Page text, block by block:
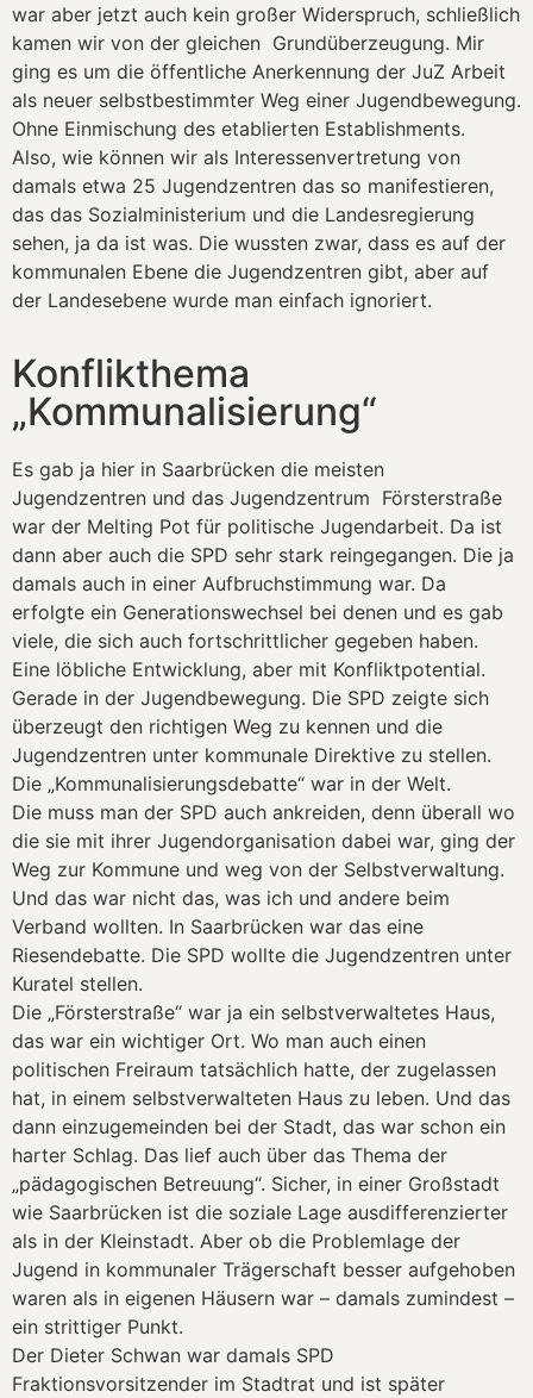
war aber jetzt auch kein großer Widerspruch, schließlich
kamen wir von der gleichen Grundüberzeugung. Mir
ging es um die öffentliche Anerkennung der JuZ Arbeit
als neuer selbstbestimmter Weg einer Jugendbewegung.
Ohne Einmischung des etablierten Establishments.
Also, wie können wir als Interessenvertretung von
damals etwa 25 Jugendzentren das so manifestieren,
das das Sozialministerium und die Landesregierung
sehen, ja da ist was. Die wussten zwar, dass es auf der
kommunalen Ebene die Jugendzentren gibt, aber auf
der Landesebene wurde man einfach ignoriert.
Konflikthema
„Kommunalisierung“
Es gab ja hier in Saarbrücken die meisten
Jugendzentren und das Jugendzentrum Försterstraße
war der Melting Pot für politische Jugendarbeit. Da ist
dann aber auch die SPD sehr stark reingegangen. Die ja
damals auch in einer Aufbruchstimmung war. Da
erfolgte ein Generationswechsel bei denen und es gab
viele, die sich auch fortschrittlicher gegeben haben.
Eine löbliche Entwicklung, aber mit Konfliktpotential.
Gerade in der Jugendbewegung. Die SPD zeigte sich
überzeugt den richtigen Weg zu kennen und die
Jugendzentren unter kommunale Direktive zu stellen.
Die „Kommunalisierungsdebatte“ war in der Welt.
Die muss man der SPD auch ankreiden, denn überall wo
die sie mit ihrer Jugendorganisation dabei war, ging der
Weg zur Kommune und weg von der Selbstverwaltung.
Und das war nicht das, was ich und andere beim
Verband wollten. In Saarbrücken war das eine
Riesendebatte. Die SPD wollte die Jugendzentren unter
Kuratel stellen.
Die „Försterstraße“ war ja ein selbstverwaltetes Haus,
das war ein wichtiger Ort. Wo man auch einen
politischen Freiraum tatsächlich hatte, der zugelassen
hat, in einem selbstverwalteten Haus zu leben. Und das
dann einzugemeinden bei der Stadt, das war schon ein
harter Schlag. Das lief auch über das Thema der
„pädagogischen Betreuung“. Sicher, in einer Großstadt
wie Saarbrücken ist die soziale Lage ausdifferenzierter
als in der Kleinstadt. Aber ob die Problemlage der
Jugend in kommunaler Trägerschaft besser aufgehoben
waren als in eigenen Häusern war – damals zumindest –
ein strittiger Punkt.
Der Dieter Schwan war damals SPD
Fraktionsvorsitzender im Stadtrat und ist später